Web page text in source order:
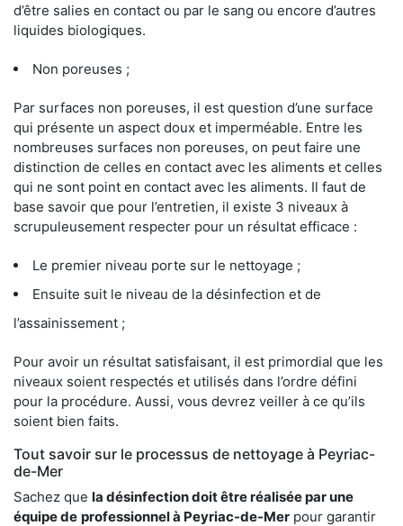
d’être salies en contact ou par le sang ou encore d’autres
liquides biologiques.
Non poreuses ;
Par surfaces non poreuses, il est question d’une surface
qui présente un aspect doux et imperméable. Entre les
nombreuses surfaces non poreuses, on peut faire une
distinction de celles en contact avec les aliments et celles
qui ne sont point en contact avec les aliments. Il faut de
base savoir que pour l’entretien, il existe 3 niveaux à
scrupuleusement respecter pour un résultat efficace :
Le premier niveau porte sur le nettoyage ;
Ensuite suit le niveau de la désinfection et de
l’assainissement ;
Pour avoir un résultat satisfaisant, il est primordial que les
niveaux soient respectés et utilisés dans l’ordre défini
pour la procédure. Aussi, vous devrez veiller à ce qu’ils
soient bien faits.
Tout savoir sur le processus de nettoyage à Peyriac-
de-Mer
Sachez que la désinfection doit être réalisée par une
équipe de professionnel à Peyriac-de-Mer pour garantir